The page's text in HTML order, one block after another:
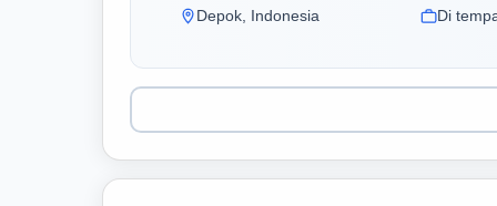
Depok, Indonesia Di